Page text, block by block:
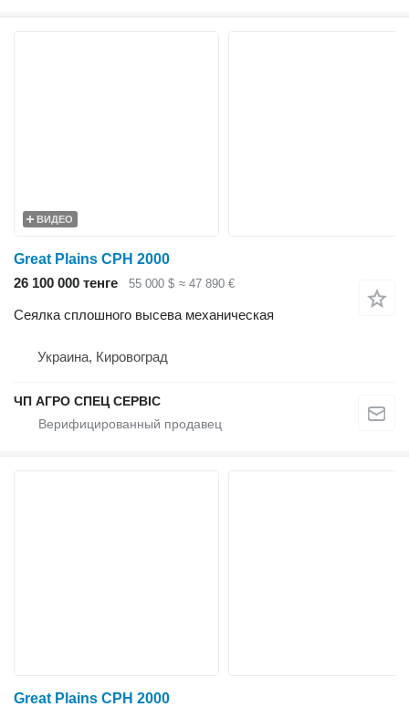
ВИДЕО
Great Plains CPH 2000
26 100 000 тенге
55 000 $ ≈ 47 890 €
Сеялка сплошного высева механическая
Украина, Кировоград
ЧП АГРО СПЕЦ СЕРВІС
Great Plains CPH 2000